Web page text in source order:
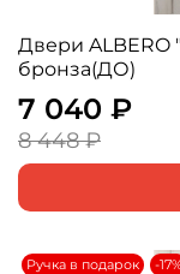
Двери
бронза(ДО)
7 040 ₽
8 448 ₽
Ручка в подарок -